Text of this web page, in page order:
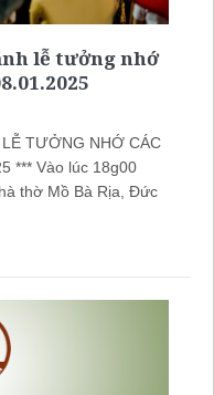
lễ tưởng nhớ
TƯỞNG NHỚ CÁC
*** Vào lúc 18g00
thờ Mồ Bà Rịa, Đức